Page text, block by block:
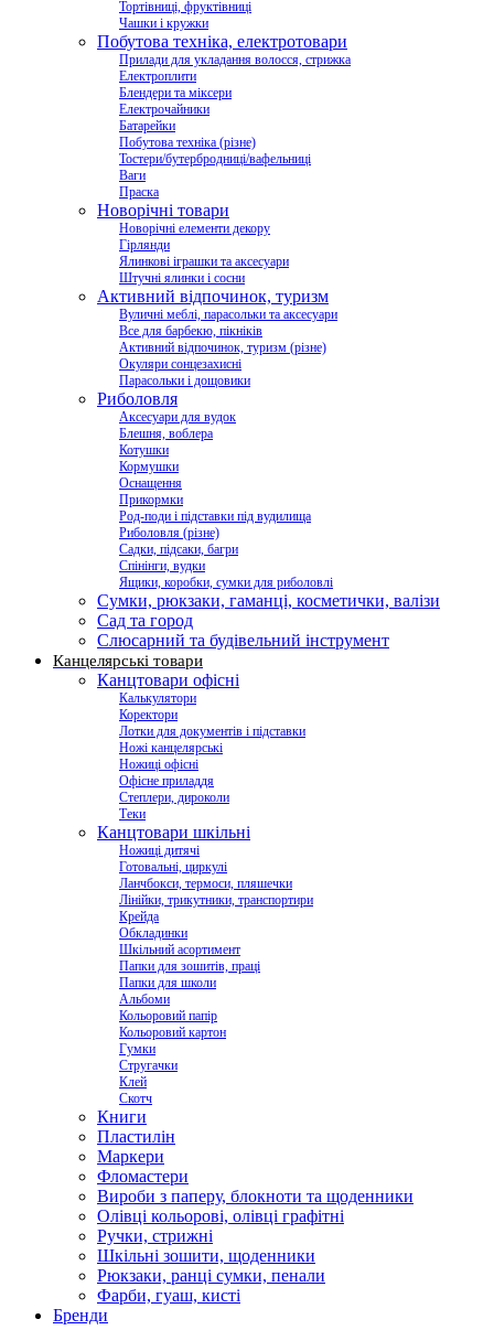
Тортівниці, фруктівниці
Чашки і кружки
Побутова техніка, електротовари
Прилади для укладання волосся, стрижка
Електроплити
Блендери та міксери
Електрочайники
Батарейки
Побутова техніка (різне)
Тостери/бутербродниці/вафельниці
Ваги
Праска
Новорічні товари
Новорічні елементи декору
Гірлянди
Ялинкові іграшки та аксесуари
Штучні ялинки і сосни
Активний відпочинок, туризм
Вуличні меблі, парасольки та аксесуари
Все для барбекю, пікніків
Активний відпочинок, туризм (різне)
Окуляри сонцезахисні
Парасольки і дощовики
Риболовля
Аксесуари для вудок
Блешня, воблера
Котушки
Кормушки
Оснащення
Прикормки
Род-поди і підставки під вудилища
Риболовля (різне)
Садки, підсаки, багри
Спінінги, вудки
Ящики, коробки, сумки для риболовлі
Сумки, рюкзаки, гаманці, косметички, валізи
Сад та город
Слюсарний та будівельний інструмент
Канцелярські товари
Канцтовари офісні
Калькулятори
Коректори
Лотки для документів і підставки
Ножі канцелярські
Ножиці офісні
Офісне приладдя
Степлери, дироколи
Теки
Канцтовари шкільні
Ножиці дитячі
Готовальні, циркулі
Ланчбокси, термоси, пляшечки
Лінійки, трикутники, транспортири
Крейда
Обкладинки
Шкільний асортимент
Папки для зошитів, праці
Папки для школи
Альбоми
Кольоровий папір
Кольоровий картон
Гумки
Стругачки
Клей
Скотч
Книги
Пластилін
Маркери
Фломастери
Вироби з паперу, блокноти та щоденники
Олівці кольорові, олівці графітні
Ручки, стрижні
Шкільні зошити, щоденники
Рюкзаки, ранці сумки, пенали
Фарби, гуаш, кисті
Бренди